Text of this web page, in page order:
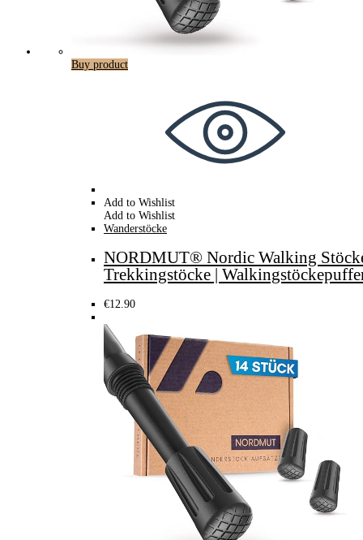
Buy product
Add to Wishlist
Add to Wishlist
Wanderstöcke
NORDMUT® Nordic Walking
Trekkingstöcke |
€12.90